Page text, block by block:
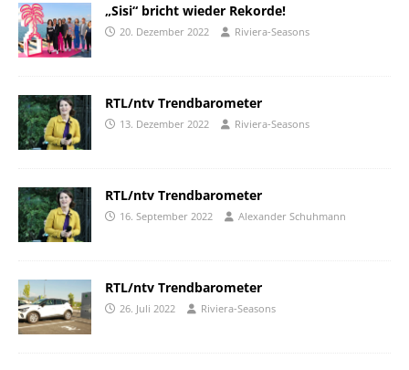
„Sisi“ bricht wieder Rekorde!
20. Dezember 2022 Riviera-Seasons
RTL/ntv Trendbarometer
13. Dezember 2022 Riviera-Seasons
RTL/ntv Trendbarometer
16. September 2022 Alexander Schuhmann
RTL/ntv Trendbarometer
26. Juli 2022 Riviera-Seasons